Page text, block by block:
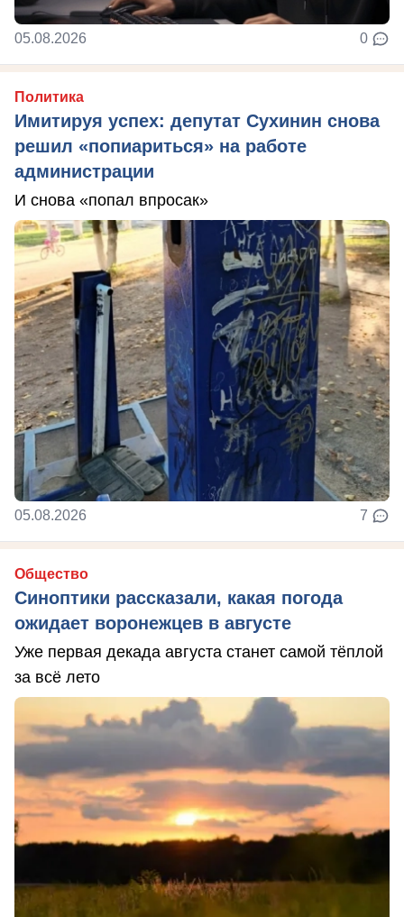
05.08.2026 0
Политика
Имитируя успех: депутат Сухинин снова
решил «попиариться» на работе
администрации
И снова «попал впросак»
05.08.2026 7
Общество
Синоптики рассказали, какая погода
ожидает воронежцев в августе
Уже первая декада августа станет самой тёплой
за всё лето